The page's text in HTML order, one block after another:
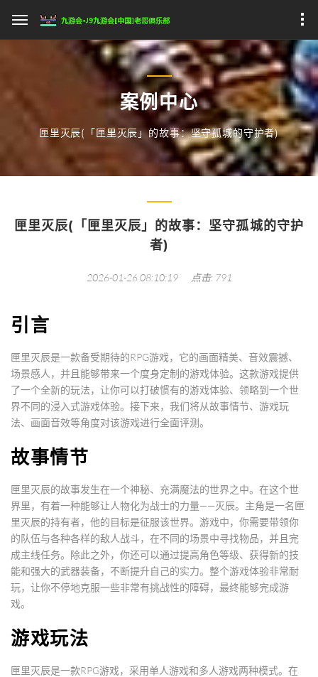
案例中心
匣里灭辰(「匣里灭辰」的故事：坚守孤城的守护者)
匣里灭辰(「匣里灭辰」的故事：坚守孤城的守护
者)
2026-01-26 08:10:19 点击: 791
引言
匣里灭辰是一款备受期待的RPG游戏，它的画面精美、音效震撼、
场景感人，并且能够带来一个度身定制的游戏体验。这款游戏提供
了一个全新的玩法，让你可以打破惯有的游戏体验、领略到一个世
界不同的浸入式游戏体验。接下来，我们将从故事情节、游戏玩
法、画面音效等角度对该游戏进行全面评测。
故事情节
匣里灭辰的故事发生在一个神秘、充满魔法的世界之中。在这个世
界里，有着一种能够让人物化为战士的力量——灭辰。主角是一名匣
里灭辰的持有者，他的目标是征服该世界。游戏中，你需要带领你
的队伍与各种各样的敌人战斗，在不同的场景中寻找物品，并且完
成主线任务。除此之外，你还可以通过提高角色等级、获得新的技
能和强大的武器装备，不断提升自己的实力。整个游戏体验非常耐
玩，让你不停地克服一些非常有挑战性的障碍，最终能够完成游
戏。
游戏玩法
匣里灭辰是一款RPG游戏，采用单人游戏和多人游戏两种模式。在